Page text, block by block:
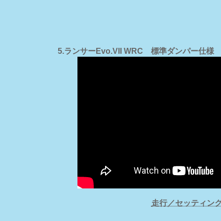
5.ランサーEvo.VII WRC 標準ダンパー仕様
走行／セッティン